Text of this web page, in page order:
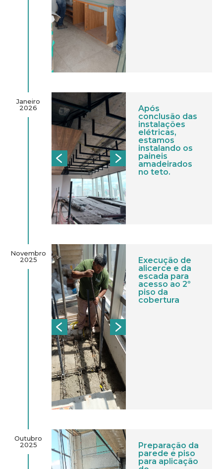
Janeiro
2026
Após
conclusão das
instalações
elétricas,
estamos
instalando os
paineis
amadeirados
no teto.
Novembro
2025
Execução de
alicerce e da
escada para
acesso ao 2º
piso da
cobertura
Outubro
2025
Preparação da
parede e piso
para aplicação